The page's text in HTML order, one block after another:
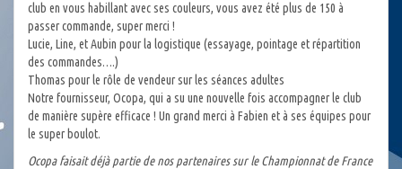
club en vous habillant avec ses couleurs, vous avez été plus de 150 à
passer commande, super merci !
Lucie, Line, et Aubin pour la logistique (essayage, pointage et répartition
des commandes….)
Thomas pour le rôle de vendeur sur les séances adultes
Notre fournisseur, Ocopa, qui a su une nouvelle fois accompagner le club
de manière supère efficace ! Un grand merci à Fabien et à ses équipes pour
le super boulot.
Ocopa faisait déjà partie de nos partenaires sur le Championnat de France